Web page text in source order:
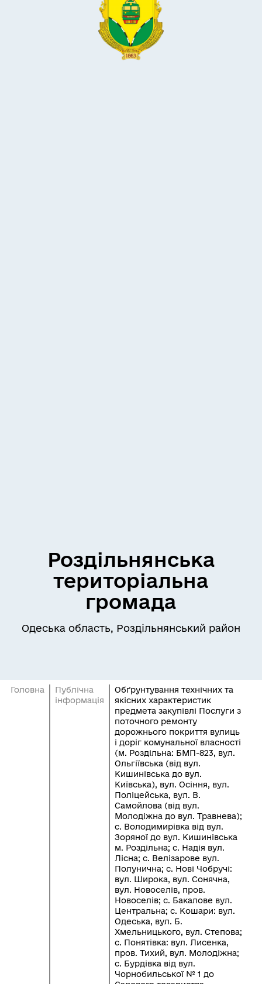
Роздільнянська
територіальна
громада
Одеська область, Роздільнянський район
Головна
Публічна
інформація
Обґрунтування технічних та
якісних характеристик
предмета закупівлі Послуги з
поточного ремонту
дорожнього покриття вулиць
і доріг комунальної власності
(м. Роздільна: БМП-823, вул.
Ольгіївська (від вул.
Кишинівська до вул.
Київська), вул. Осіння, вул.
Поліцейська, вул. В.
Самойлова (від вул.
Молодіжна до вул. Травнева);
с. Володимирівка від вул.
Зоряної до вул. Кишинівська
м. Роздільна; с. Надія вул.
Лісна; с. Велізарове вул.
Полунична; с. Нові Чобручі:
вул. Широка, вул. Сонячна,
вул. Новоселів, пров.
Новоселів; с. Бакалове вул.
Центральна; с. Кошари: вул.
Одеська, вул. Б.
Хмельницького, вул. Степова;
с. Понятівка: вул. Лисенка,
пров. Тихий, вул. Молодіжна;
с. Бурдівка від вул.
Чорнобильської № 1 до